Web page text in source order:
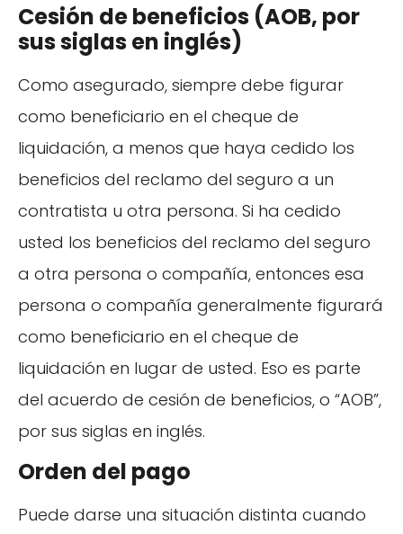
Cesión de beneficios (AOB, por
sus siglas en inglés)
Como asegurado, siempre debe figurar
como beneficiario en el cheque de
liquidación, a menos que haya cedido los
beneficios del reclamo del seguro a un
contratista u otra persona. Si ha cedido
usted los beneficios del reclamo del seguro
a otra persona o compañía, entonces esa
persona o compañía generalmente figurará
como beneficiario en el cheque de
liquidación en lugar de usted. Eso es parte
del acuerdo de cesión de beneficios, o “AOB”,
por sus siglas en inglés.
Orden del pago
Puede darse una situación distinta cuando